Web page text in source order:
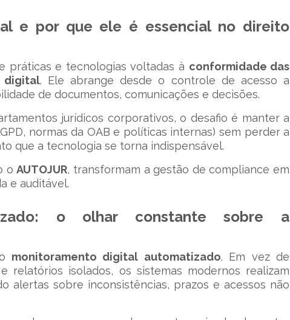
e por que ele é essencial no direito
práticas e tecnologias voltadas à conformidade das
digital. Ele abrange desde o controle de acesso a
de documentos, comunicações e decisões.
jurídicos corporativos, o desafio é manter a
normas da OAB e políticas internas) sem perder a
que a tecnologia se torna indispensável.
oAUTOJUR, transformam a gestão de compliance em
e auditável.
o olhar constante sobre a
monitoramento digital automatizado. Em vez de
relatórios isolados, os sistemas modernos realizam
alertas sobre inconsistências, prazos e acessos não